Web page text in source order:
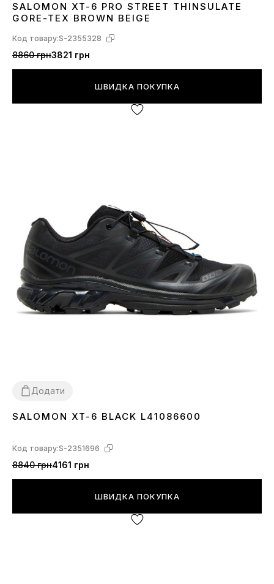
414243 44 45 46
SALOMON XT-6 PRO STREET THINSULATE
GORE-TEX BROWN BEIGE
Код товару:S-2355328
8860 грн3821 грн
ШВИДКА ПОКУПКА
Додати
4041 42 43 44 45
SALOMON XT-6 BLACK L41086600
Код товару:S-2351696
8840 грн4161 грн
ШВИДКА ПОКУПКА